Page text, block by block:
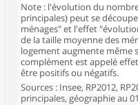
Note : l'évolution du
principales) peut se
ménages" et l'effet
de la taille moyenne des
logement augmente même
complément est appelé
être positifs ou négatifs.
Sources : Insee, RP2012,
principales, géographie au